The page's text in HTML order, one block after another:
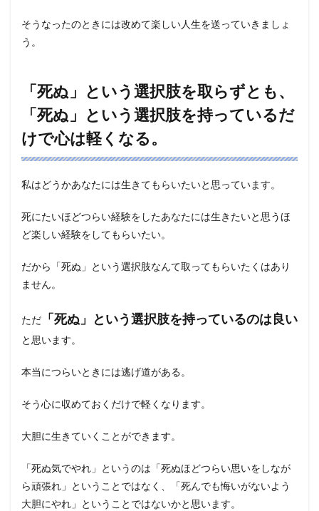
そうなったのときには改めて楽しい人生を送っていきましょ
う。
「死ぬ」という選択肢を取らずとも、
「死ぬ」という選択肢を持っているだ
けで心は軽くなる。
私はどうかあなたには生きてもらいたいと思っています。
死にたいほどつらい経験をしたあなたには生きたいと思うほ
ど楽しい経験をしてもらいたい。
だから「死ぬ」という選択肢なんて取ってもらいたくはあり
ません。
ただ 「死ぬ」という選択肢を持っているのは良い
と思います。
本当につらいときには逃げ道がある。
そう心に収めておくだけで軽くなります。
大胆に生きていくことができます。
「死ぬ気でやれ」というのは「死ぬほどつらい思いをしなが
ら頑張れ」ということではなく、「死んでも悔いがないよう
大胆にやれ」ということではないかと思います。